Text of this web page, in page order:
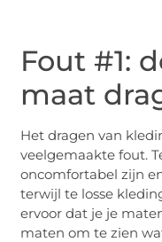
Fout #1:
maat
Het dragen van
veelgemaakte fout.
oncomfortabel zijn
terwijl te losse
ervoor dat je je
maten om te zien